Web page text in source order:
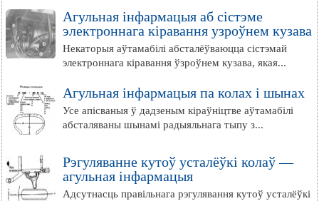
Агульная інфармацыя аб сістэме
электроннага кіравання узроўнем кузава
Некаторыя аўтамабілі абсталёўваюцца сістэмай
электроннага кіравання ўзроўнем кузава, якая...
Агульная інфармацыя па колах і шынах
Усе апісваныя ў дадзеным кіраўніцтве аўтамабілі
абсталяваны шынамі радыяльнага тыпу з...
Рэгуляванне кутоў усталёўкі колаў —
агульная інфармацыя
Адсутнасць правільнага рэгулявання кутоў усталёўкі